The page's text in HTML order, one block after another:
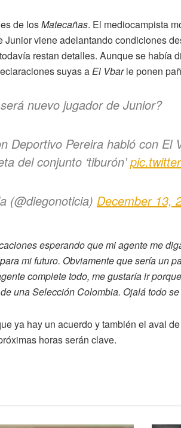
de losMatecañas. El mediocampista
viene adelantando condiciones
restan detalles. Aunque se había
suyas aEl Vbarle ponen
nuevo jugador de Junior?
Deportivo Pereira habló con El
del conjunto ‘tiburón’
(@diegonoticia) December 13,
esperando que mi agente me
mi futuro. Obviamente que sería un
complete todo, me gustaría ir
una Selección Colombia. Ojalá todo
ya hay un acuerdo y también el aval
horas serán clave.